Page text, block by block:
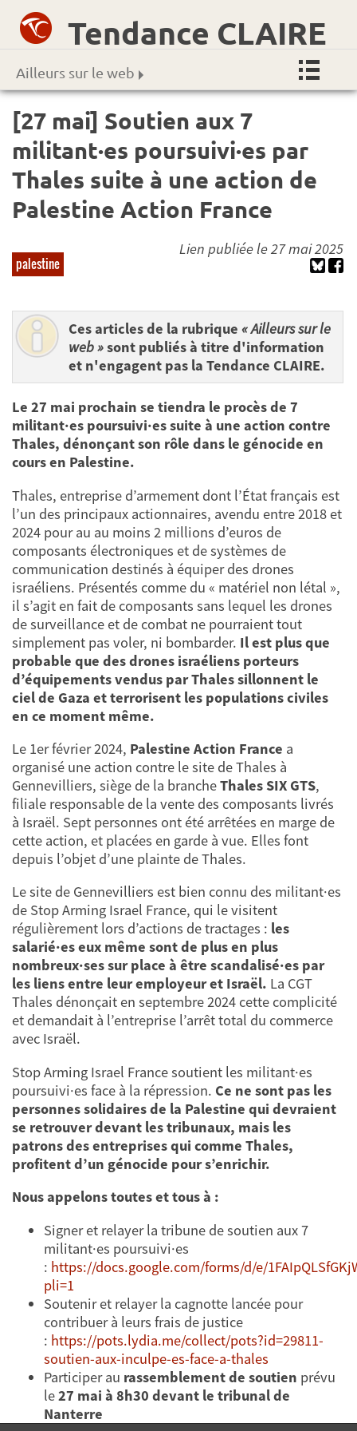
Tendance CLAIRE
Ailleurs sur le web
[27 mai] Soutien aux 7
militant·es poursuivi·es par
Thales suite à une action de
Palestine Action France
palestine
Lien publiée le 27 mai 2025
Ces articles de la rubrique « Ailleurs sur le
web »sont publiés à titre d'information
et n'engagent pas la Tendance CLAIRE.
Le 27 mai prochain se tiendra le procès de 7
militant·es poursuivi·es suite à une action contre
Thales, dénonçant son rôle dans le génocide en
cours en Palestine.
Thales, entreprise d’armement dont l’État français est
l’un des principaux actionnaires, avendu entre 2018 et
2024 pour au au moins 2 millions d’euros de
composants électroniques et de systèmes de
communication destinés à équiper des drones
israéliens. Présentés comme du « matériel non létal »,
il s’agit en fait de composants sans lequel les drones
de surveillance et de combat ne pourraient tout
simplement pas voler, ni bombarder. Il est plus que
probable que desdrones israéliens porteurs
d’équipementsvendus par Thales sillonnent le
ciel de Gaza et terrorisent les populations civiles
en ce moment même.
Le 1er février 2024, Palestine Action France a
organisé une action contre le site de Thales à
Gennevilliers, siège de la brancheThales SIX GTS,
filiale responsable de la vente des composants livrés
à Israël. Sept personnes ont été arrêtées en marge de
cette action, et placées en garde à vue. Elles font
depuis l’objet d’une plainte de Thales.
Le site de Gennevilliers est bien connu des militant·es
de Stop Arming Israel France, qui le visitent
régulièrement lors d’actions de tractages : les
salarié·es eux même sont de plus en plus
nombreux·ses sur place à être scandalisé·es par
les liens entre leur employeur et Israël. La CGT
Thales dénonçait en septembre 2024 cette complicité
et demandait à l’entreprise l’arrêt total du commerce
avec Israël.
Stop Arming Israel France soutient les militant·es
poursuivi·es face à la répression. Ce ne sont pas les
personnes solidaires de la Palestine qui devraient
se retrouver devant les tribunaux, mais les
patrons des entreprises qui comme Thales,
profitent d’un génocide pour s’enrichir.
Nous appelons toutes et tous à :
Signer et relayer la tribune de soutien aux 7
militant·es poursuivi·es
: https://docs.google.com/forms/d/e/
pli=1
Soutenir et relayer la cagnotte lancée pour
contribuer à leurs frais de justice
: https://pots.lydia.me/collect/pots?id=29811-
soutien-aux-inculpe-es-face-a-thales
Participer au rassemblement de soutien prévu
le27 mai à 8h30 devant le tribunal de
Nanterre